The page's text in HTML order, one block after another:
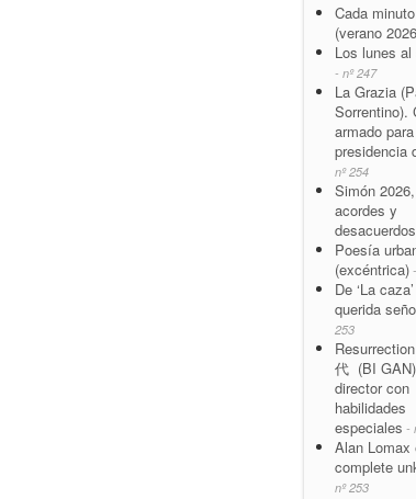
Cada
(verano
Los lunes
- nº 247
La Grazia
Sorrentino).
armado
presidencia
nº 254
Simón
acordes y
desacuerdos
Poesía
(excéntrica)
De ‘La
querida
253
代 (BI
director con
habilidades
especiales -
Alan Lomax
complete
nº 253